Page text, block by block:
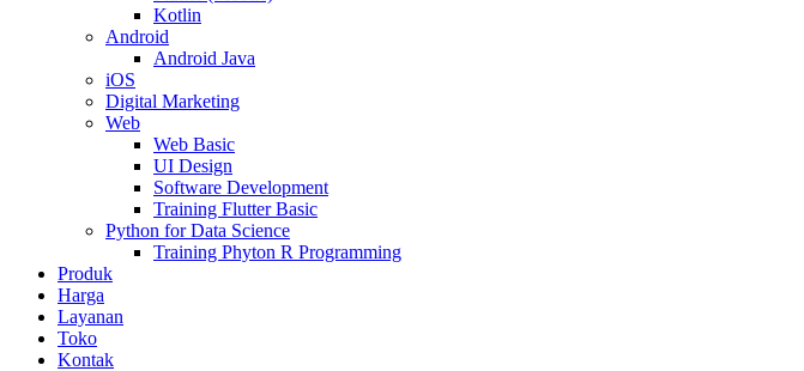
Kotlin
Android
Android Java
iOS
Digital Marketing
Web
Web Basic
UI Design
Software Development
Training Flutter Basic
Python for Data Science
Training Phyton R Programming
Produk
Harga
Layanan
Toko
Kontak